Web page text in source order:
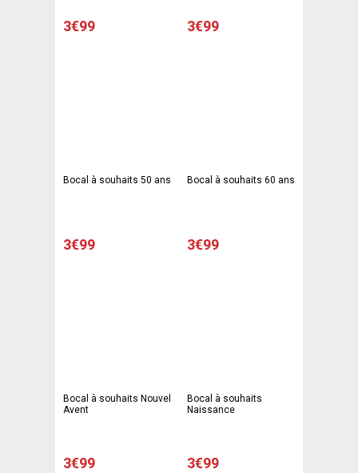
3€99 3€99
Bocal à souhaits 50 ans
3€99
Bocal à souhaits 60 ans
3€99
Bocal à souhaits Nouvel
Avent
3€99
Bocal à souhaits
Naissance
3€99